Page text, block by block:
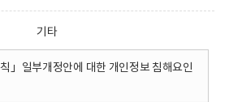
기타
」일부개정안에 대한 개인정보 침해요인